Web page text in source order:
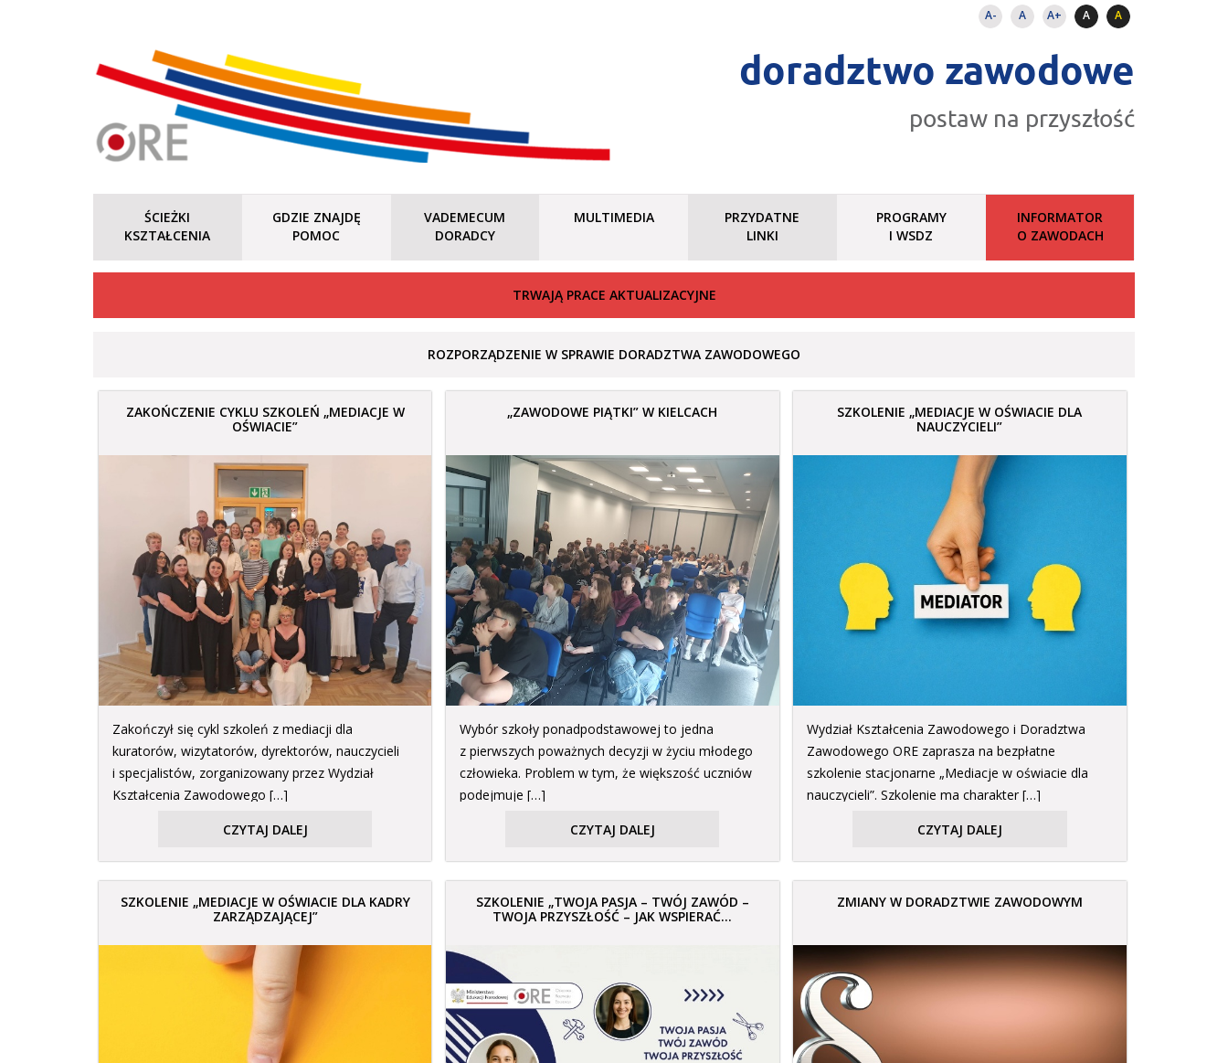
A- A A+ A A
doradztwo zawodowe
postaw na przyszłość
ŚCIEŻKI
KSZTAŁCENIA
GDZIE ZNAJDĘ
POMOC
VADEMECUM
DORADCY
MULTIMEDIA
PRZYDATNE
LINKI
PROGRAMY
I WSDZ
INFORMATOR
O ZAWODACH
TRWAJĄ PRACE AKTUALIZACYJNE
ROZPORZĄDZENIE W SPRAWIE DORADZTWA ZAWODOWEGO
ZAKOŃCZENIE CYKLU SZKOLEŃ „MEDIACJE W
OŚWIACIE”
Zakończył się cykl szkoleń z mediacji dla
kuratorów, wizytatorów, dyrektorów, nauczycieli
i specjalistów, zorganizowany przez Wydział
Kształcenia Zawodowego […]
CZYTAJ DALEJ
„ZAWODOWE PIĄTKI” W KIELCACH
Wybór szkoły ponadpodstawowej to jedna
z pierwszych poważnych decyzji w życiu młodego
człowieka. Problem w tym, że większość uczniów
podejmuje […]
CZYTAJ DALEJ
SZKOLENIE „MEDIACJE W OŚWIACIE DLA
NAUCZYCIELI”
Wydział Kształcenia Zawodowego i Doradztwa
Zawodowego ORE zaprasza na bezpłatne
szkolenie stacjonarne „Mediacje w oświacie dla
nauczycieli”. Szkolenie ma charakter […]
CZYTAJ DALEJ
SZKOLENIE „MEDIACJE W OŚWIACIE DLA KADRY
ZARZĄDZAJĄCEJ”
SZKOLENIE „TWOJA PASJA – TWÓJ ZAWÓD –
TWOJA PRZYSZŁOŚĆ – JAK WSPIERAĆ...
ZMIANY W DORADZTWIE ZAWODOWYM